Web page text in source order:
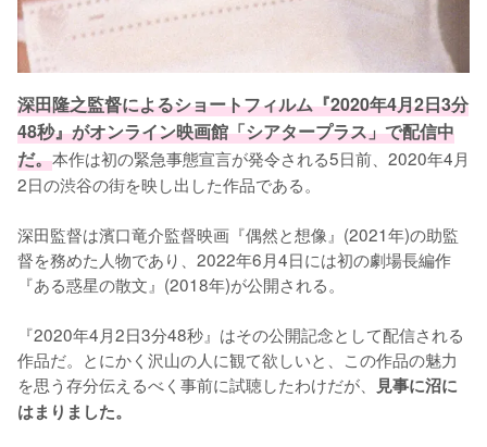
深田隆之監督によるショートフィルム『2020年4月2日3分
48秒』がオンライン映画館「シアタープラス」で配信中
だ。本作は初の緊急事態宣言が発令される5日前、2020年4月
2日の渋谷の街を映し出した作品である。
深田監督は濱口竜介監督映画『偶然と想像』(2021年)の助監
督を務めた人物であり、2022年6月4日には初の劇場長編作
『ある惑星の散文』(2018年)が公開される。
『2020年4月2日3分48秒』はその公開記念として配信される
作品だ。とにかく沢山の人に観て欲しいと、この作品の魅力
を思う存分伝えるべく事前に試聴したわけだが、
見事に沼に
はまりました。